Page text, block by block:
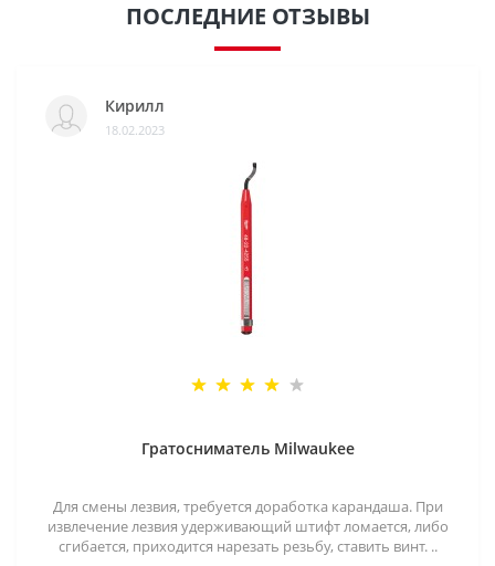
ПОСЛЕДНИЕ ОТЗЫВЫ
Кирилл
18.02.2023
Гратосниматель Milwaukee
Для смены лезвия, требуется доработка карандаша. При
извлечение лезвия удерживающий штифт ломается, либо
сгибается, приходится нарезать резьбу, ставить винт. ..